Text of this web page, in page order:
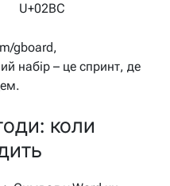
U+02BC
gboard,
набір – це спринт, де
коли